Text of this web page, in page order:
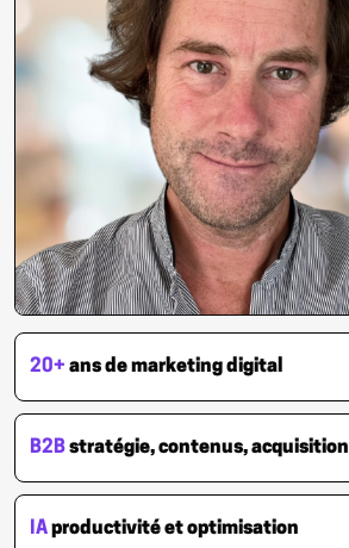
20+ ans de marketing digital
B2Bstratégie, contenus, acquisition
IAproductivité et optimisation